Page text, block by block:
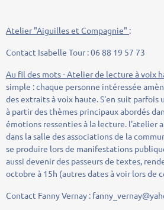
Atelier "Aiguilles et Compagnie" :
Contact Isabelle Tour : 06 88 19 57 73
Au fil des mots - Atelier de lecture à voix
simple : chaque personne intéressée
des extraits à voix haute. S'en suit parfois
à partir des thèmes principaux abordés
émotions ressenties à la lecture. l'atelier
dans la salle des associations de la
se produire lors de manifestations
aussi devenir des passeurs de textes,
octobre à 15h (autres dates à voir lors de
Contact Fanny Vernay :